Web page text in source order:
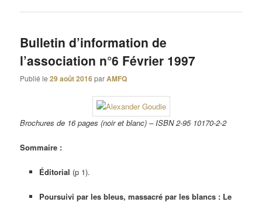
Bulletin d’information de
l’association n°6 Février 1997
Publié le29 août 2016parAMFQ
Brochures de 16 pages (noir et blanc) – ISBN 2-95 10170-2-2
Sommaire :
Éditorial (p 1).
Poursuivi par les bleus, massacré par les blancs : Le